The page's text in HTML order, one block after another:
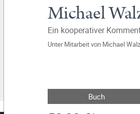
Michael
Ein kooperativer
Unter Mitarbeit von Michael
Buch